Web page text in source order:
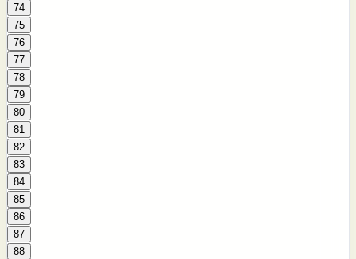
74
75
76
77
78
79
80
81
82
83
84
85
86
87
88